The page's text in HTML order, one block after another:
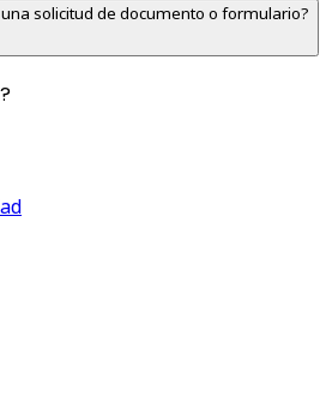
solicitud de documento o formulario?